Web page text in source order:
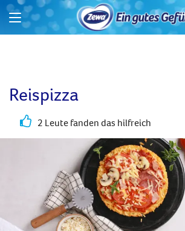
Reispizza
2 Leute fanden das hilfreich